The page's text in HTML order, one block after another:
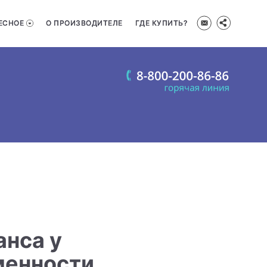
О ПРОИЗВОДИТЕЛЕ ГДЕ КУПИТЬ?
у